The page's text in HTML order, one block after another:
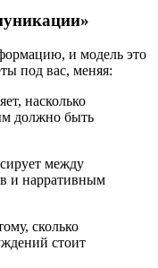
и модель это
под вас, меняя:
насколько
должно быть
между
и нарративным
сколько
стоит